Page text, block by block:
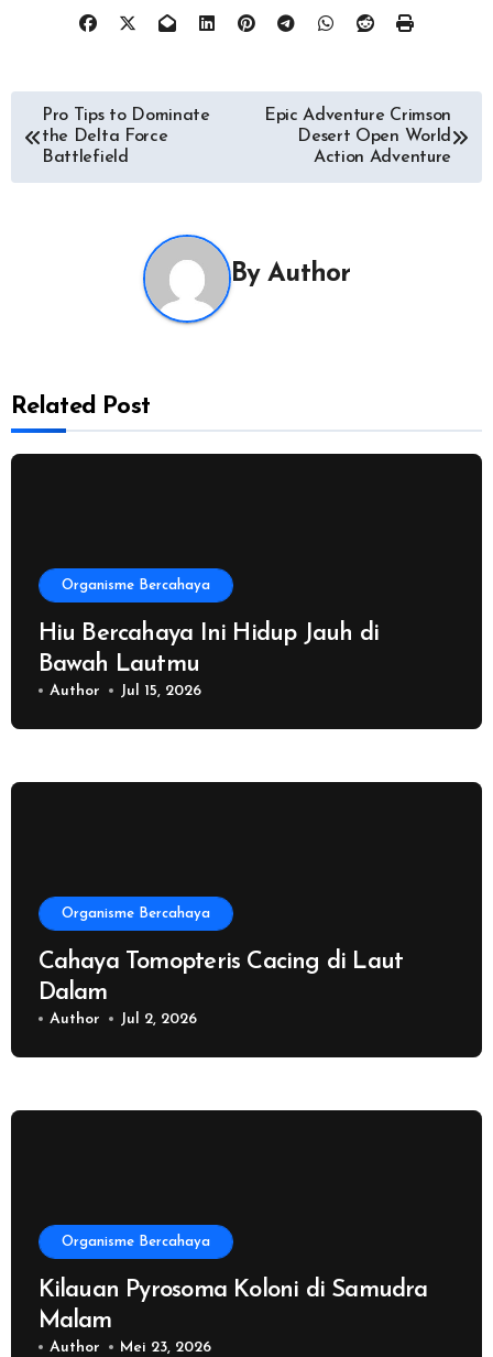
Navigasi
pos
Pro Tips to Dominate
the Delta Force
Battlefield
Epic Adventure Crimson
Desert Open World
Action Adventure
ByAuthor
Related Post
Organisme Bercahaya
Hiu Bercahaya Ini Hidup Jauh di
Bawah Lautmu
Author Jul 15, 2026
Organisme Bercahaya
Cahaya Tomopteris Cacing di Laut
Dalam
Author Jul 2, 2026
Organisme Bercahaya
Kilauan Pyrosoma Koloni di Samudra
Malam
Author Mei 23, 2026